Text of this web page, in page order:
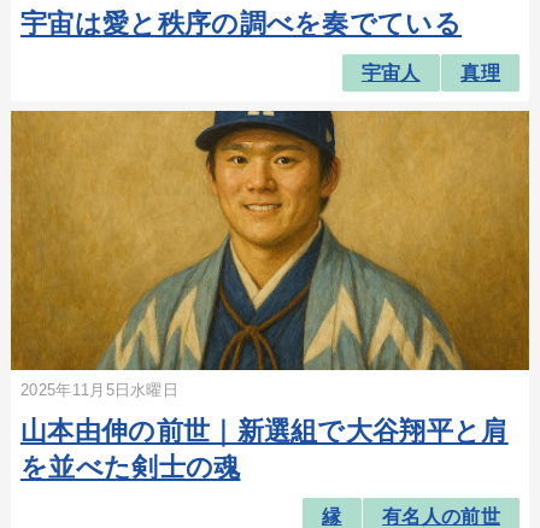
宇宙は愛と秩序の調べを奏でている
宇宙人 真理
2025年11月5日水曜日
山本由伸の前世｜新選組で大谷翔平と肩
を並べた剣士の魂
縁 有名人の前世